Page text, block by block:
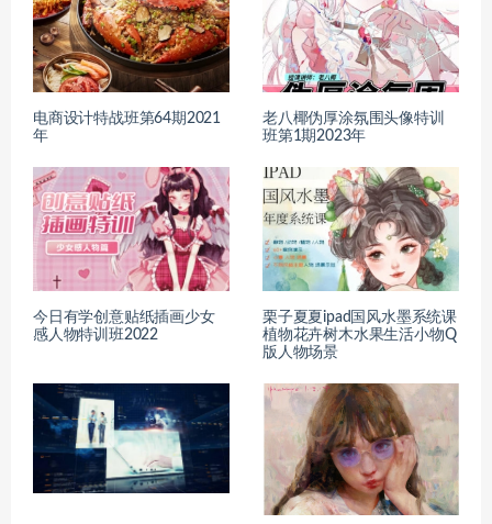
电商设计特战班第64期2021
年
老八椰伪厚涂氛围头像特训
班第1期2023年
今日有学创意贴纸插画少女
感人物特训班2022
栗子夏夏ipad国风水墨系统课
植物花卉树木水果生活小物Q
版人物场景